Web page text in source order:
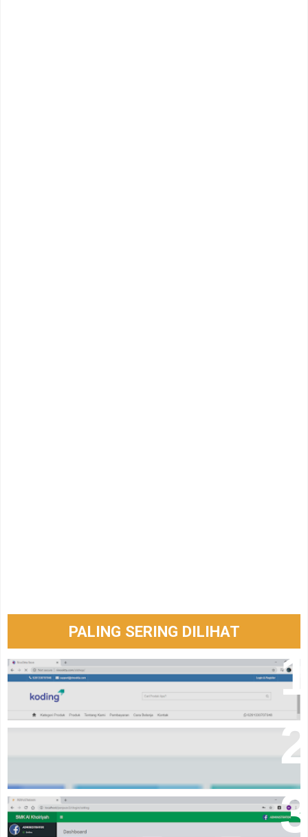
PALING SERING DILIHAT
Source code online shop dengan codeigniter
Source Code Aplikasi Perpustakaan Menggunakan
CodeIgniter Gratis